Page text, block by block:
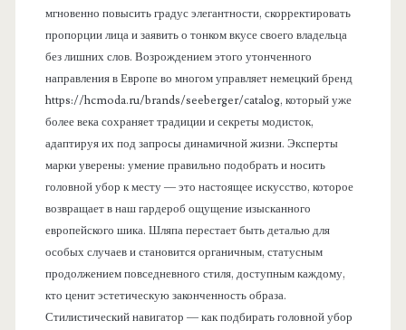
мгновенно повысить градус элегантности, скорректировать
пропорции лица и заявить о тонком вкусе своего владельца
без лишних слов. Возрождением этого утонченного
направления в Европе во многом управляет немецкий бренд
https://hcmoda.ru/brands/seeberger/catalog, который уже
более века сохраняет традиции и секреты модисток,
адаптируя их под запросы динамичной жизни. Эксперты
марки уверены: умение правильно подобрать и носить
головной убор к месту — это настоящее искусство, которое
возвращает в наш гардероб ощущение изысканного
европейского шика. Шляпа перестает быть деталью для
особых случаев и становится органичным, статусным
продолжением повседневного стиля, доступным каждому,
кто ценит эстетическую законченность образа.
Стилистический навигатор — как подбирать головной убор